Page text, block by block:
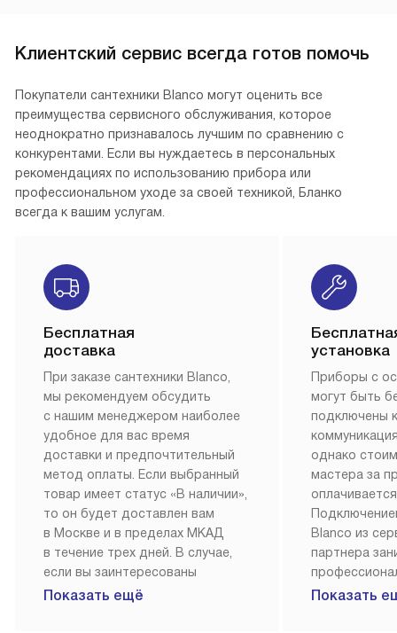
Клиентский сервис всегда готов помочь
Покупатели сантехники Blanco могут оценить все
преимущества сервисного обслуживания, которое
неоднократно признавалось лучшим по сравнению с
конкурентами. Если вы нуждаетесь в персональных
рекомендациях по использованию прибора или
профессиональном уходе за своей техникой, Бланко
всегда к вашим услугам.
Бесплатная
доставка
При заказе сантехники Blanco,
мы рекомендуем обсудить
с нашим менеджером наиболее
удобное для вас время
доставки и предпочтительный
метод оплаты. Если выбранный
товар имеет статус «В наличии»,
то он будет доставлен вам
в Москве и в пределах МКАД
в течение трех дней. В случае,
если вы заинтересованы
в товаре, который доступен
Показать ещё
установка
Приборы с
могут быть
подключены
однако
мастера за
Blanco из
партнера
Наш сервис
Показать